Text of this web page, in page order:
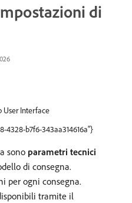
di
User Interface
4328-b7f6-343aa314616a"}
sono parametri tecnici
di consegna.
per ogni consegna.
tramite il